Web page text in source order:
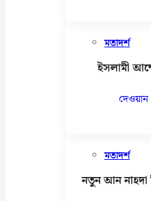
মতাদর্শ
ইসলামী
মতাদর্শ
নতুন আন